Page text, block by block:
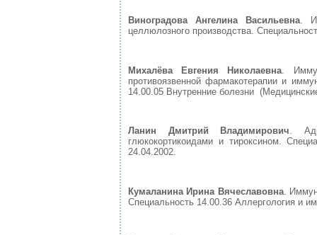
Виноградова Ангелина Васильевна.
целлюлозного производства.
Михалёва Евгения Николаевна .
противоязвенной фармакотерапии и
14.00.05 Внутренние болезни
Ланин Дмитрий Владимирович.
глюкокортикоидами и тироксином.
24.04.2002.
Кумаланина Ирина Вячеславовна.
Специальность 14.00.36 Аллергология и